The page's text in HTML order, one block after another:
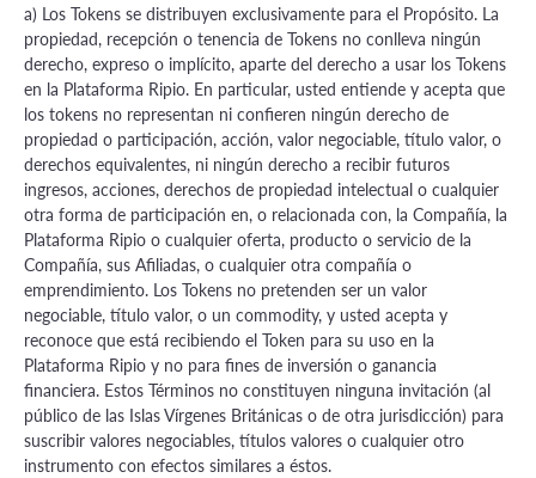
a) Los Tokens se distribuyen exclusivamente para el Propósito. La
propiedad, recepción o tenencia de Tokens no conlleva ningún
derecho, expreso o implícito, aparte del derecho a usar los Tokens
en la Plataforma Ripio. En particular, usted entiende y acepta que
los tokens no representan ni confieren ningún derecho de
propiedad o participación, acción, valor negociable, título valor, o
derechos equivalentes, ni ningún derecho a recibir futuros
ingresos, acciones, derechos de propiedad intelectual o cualquier
otra forma de participación en, o relacionada con, la Compañía, la
Plataforma Ripio o cualquier oferta, producto o servicio de la
Compañía, sus Afiliadas, o cualquier otra compañía o
emprendimiento. Los Tokens no pretenden ser un valor
negociable, título valor, o un commodity, y usted acepta y
reconoce que está recibiendo el Token para su uso en la
Plataforma Ripio y no para fines de inversión o ganancia
financiera. Estos Términos no constituyen ninguna invitación (al
público de las Islas Vírgenes Británicas o de otra jurisdicción) para
suscribir valores negociables, títulos valores o cualquier otro
instrumento con efectos similares a éstos.